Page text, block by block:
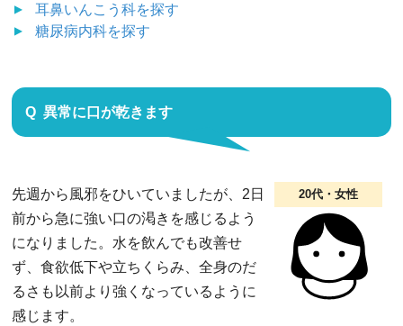
耳鼻いんこう科を探す
糖尿病内科を探す
異常に口が乾きます
20代・女性
先週から風邪をひいていましたが、2日
前から急に強い口の渇きを感じるよう
になりました。水を飲んでも改善せ
ず、食欲低下や立ちくらみ、全身のだ
るさも以前より強くなっているように
感じます。